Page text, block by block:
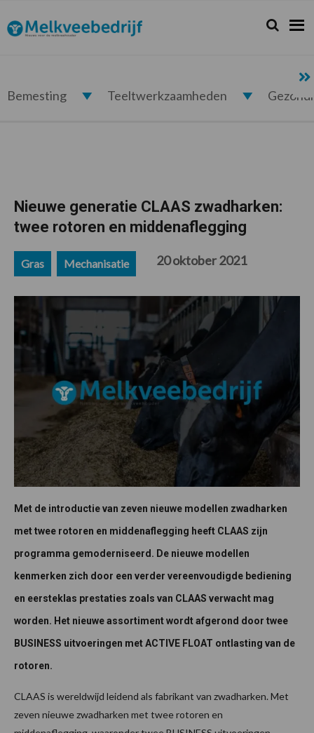
de
hoofdnavigatie
de
hoofd
de
eerste
de
voettekst
Melkveebedrijf.nl Zoeken...
Zoek
Bemesting Teeltwerkzaamheden
Nieuwe generatie CLAAS zwadharken:
twee rotoren en middenaflegging
Gras Mechanisatie 20 oktober 2021
Met de introductie van zeven nieuwe modellen zwadharken
met twee rotoren en middenaflegging heeft CLAAS zijn
programma gemoderniseerd. De nieuwe modellen
kenmerken zich door een verder vereenvoudigde bediening
en eersteklas prestaties zoals van CLAAS verwacht mag
worden. Het nieuwe assortiment wordt afgerond door twee
BUSINESS uitvoeringen met ACTIVE FLOAT ontlasting van de
rotoren.
CLAAS is wereldwijd leidend als fabrikant van zwadharken. Met
zeven nieuwe zwadharken met twee rotoren en